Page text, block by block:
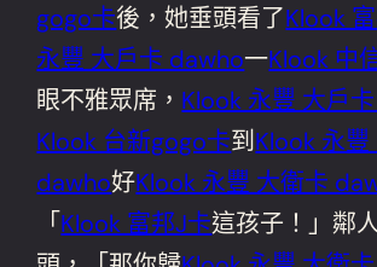
gogo卡後，她垂頭看了Klook
永豐 大戶卡 dawho一Klook 中
眼不雅眾席， Klook 永豐 大戶
Klook 台新gogo卡到Klook 永豐
dawho好Klook 永豐 大衛卡
「Klook 富邦J卡這孩子！」鄰